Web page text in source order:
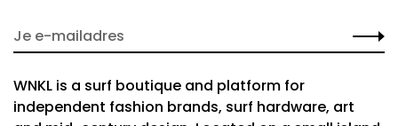
WNKL is a surf boutique and platform for
independent fashion brands, surf hardware, art